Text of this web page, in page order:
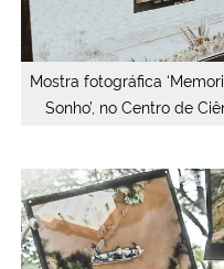
Mostra fotográfica
Sonho’, no Centro de